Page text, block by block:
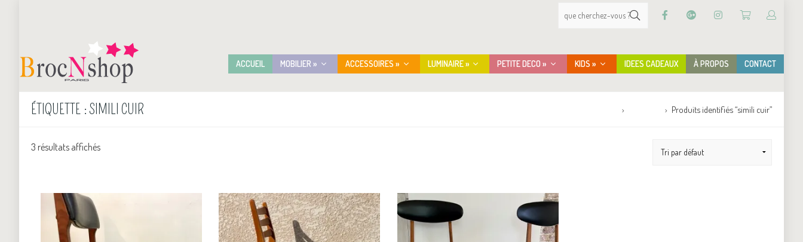
ACCUEIL MOBILIER » ACCESSOIRES » LUMINAIRE » PETITE DECO » KIDS » IDEES CADEAUX À PROPOS CONTACT
ÉTIQUETTE : SIMILI CUIR Produits identifiés “simili cuir”
3 résultats affichés